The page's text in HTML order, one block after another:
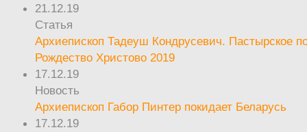
21.12.19
Статья
Архиепископ Тадеуш Кондрусевич. Пастырское
Рождество Христово 2019
17.12.19
Новость
Архиепископ Габор Пинтер покидает Беларусь
17.12.19